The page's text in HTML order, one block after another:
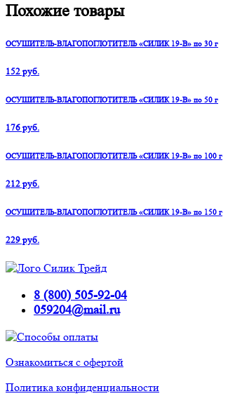
Похожие товары
ОСУШИТЕЛЬ-ВЛАГОПОГЛОТИТЕЛЬ «СИЛИК 19-В» по 30 г
152 руб.
ОСУШИТЕЛЬ-ВЛАГОПОГЛОТИТЕЛЬ «СИЛИК 19-В» по 50 г
176 руб.
ОСУШИТЕЛЬ-ВЛАГОПОГЛОТИТЕЛЬ «СИЛИК 19-В» по 100 г
212 руб.
ОСУШИТЕЛЬ-ВЛАГОПОГЛОТИТЕЛЬ «СИЛИК 19-В» по 150 г
229 руб.
8 (800) 505-92-04
059204@mail.ru
Ознакомиться с офертой
Политика конфиденциальности